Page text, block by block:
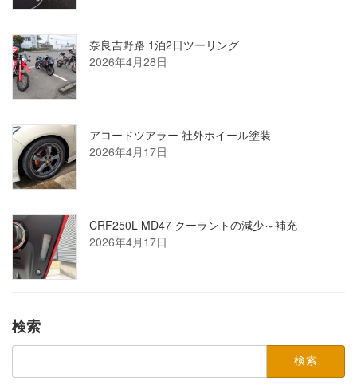
奈良吉野路 1泊2日ツーリング
2026年4月28日
アコードツアラー 社外ホイール塗装
2026年4月17日
CRF250L MD47 クーラントの減少～補充
2026年4月17日
検索